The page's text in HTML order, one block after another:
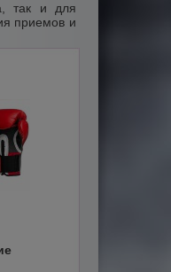
так и для
приемов и